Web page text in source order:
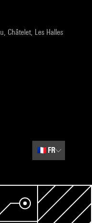
Châtelet, Les Halles
🇫🇷 FR